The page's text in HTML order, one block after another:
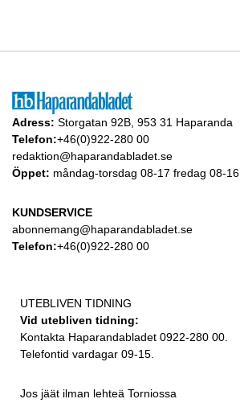
Adress: Storgatan 92B, 953 31 Haparanda
Telefon:+46(0)922-280 00
redaktion@haparandabladet.se
Öppet: måndag-torsdag 08-17 fredag 08-16
KUNDSERVICE
abonnemang@haparandabladet.se
Telefon:+46(0)922-280 00
UTEBLIVEN TIDNING
Vid utebliven tidning:
Kontakta Haparandabladet 0922-280 00.
Telefontid vardagar 09-15.
Jos jäät ilman lehteä Torniossa